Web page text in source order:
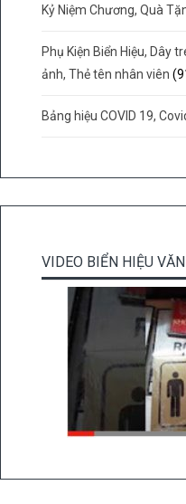
Kỷ Niệm Chương, Quà
Phụ Kiện Biển Hiệu, Dây
ảnh, Thẻ tên nhân viên
Bảng hiệu COVID 19,
VIDEO BIỂN HIỆU